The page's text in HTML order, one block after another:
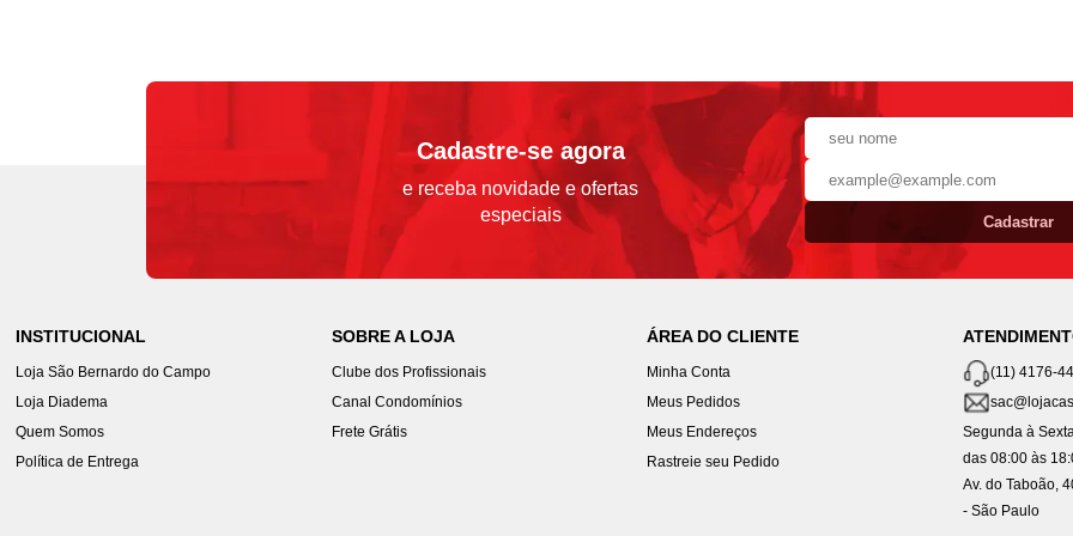
Cadastre-se agora
e receba novidade e ofertas
especiais
Cadastrar
INSTITUCIONAL
Loja São Bernardo do Campo
Loja Diadema
Quem Somos
Política de Entrega
SOBRE A LOJA
Clube dos Profissionais
Canal Condomínios
Frete Grátis
ÁREA DO CLIENTE
Minha Conta
Meus Pedidos
Meus Endereços
Rastreie seu Pedido
(11) 4176-
Segunda à
das 08:00 às
Av. do Taboão,
- São Paulo